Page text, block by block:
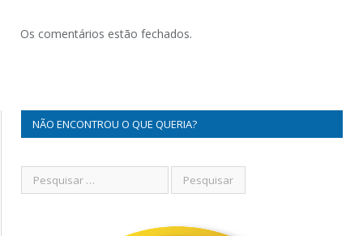
Os comentários estão fechados.
NÃO ENCONTROU O QUE QUERIA?